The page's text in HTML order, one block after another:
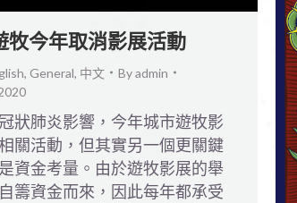
牧今年取消影展活動
, General, 中文 Byadmin
狀肺炎影響，今年城市遊牧影
關活動，但其實另一個更關鍵
資金考量。由於遊牧影展的舉
籌資金而來，因此每年都承受